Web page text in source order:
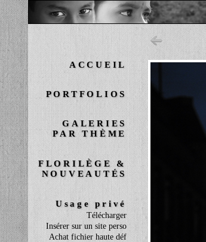
ACCUEIL
PORTFOLIOS
GALERIES
PAR THÈME
FLORILÈGE &
NOUVEAUTÉS
Usage privé
Télécharger
Insérer sur un site perso
Achat fichier haute déf